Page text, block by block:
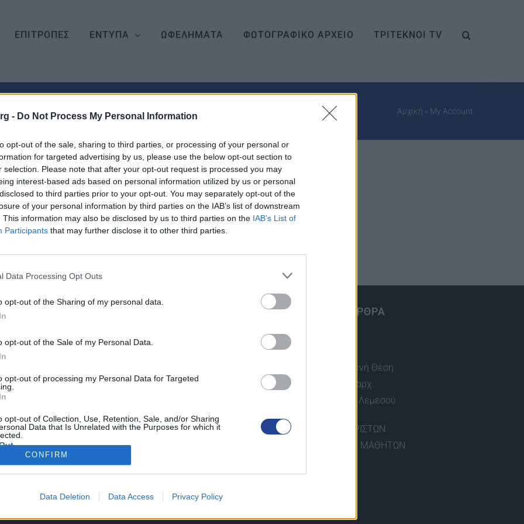
- Do Not Process My Personal Information
opt-out of the sale, sharing to third parties, or processing of your personal or
for targeted advertising by us, please use the below opt-out section to
selection. Please note that after your opt-out request is processed you may
interest-based ads based on personal information utilized by us or personal
to third parties prior to your opt-out. You may separately opt-out of the
of your personal information by third parties on the IAB’s list of downstream
This information may also be disclosed by us to third parties on the IAB’s List of
Participants that may further disclose it to other third parties.
Data Processing Opt Outs
opt-out of the Sharing of my personal data.
opt-out of the Sale of my Personal Data.
opt-out of processing my Personal Data for Targeted
opt-out of Collection, Use, Retention, Sale, and/or Sharing
Data that Is Unrelated with the Purposes for which it
CONFIRM
Data Deletion Data Access Privacy Policy
ΕΠΙΤΡΟΠΕΣ ΕΝΤΥΠΑ ΩΦΕΛΗΜΑΤΑ ΦΩΤΟΓΡΑΦΙΚΟ ΑΡΧΕΙΟ ΤΡΙΤΕΚΝΟΙ TV
Αρχική » My Account
Επιτροπές
Ωφελήματα
Φωτογραφικό αρχείο
Τρίτεκνοι TV
Εκπτωκατάλογος
Χρήσιμες Συνδέσεις
Επικοινωνία
Λεμεσός
Αμμόχωστος
Δράσεις- Συναντήσεις
ΤΕΛΕΥΤΑΙΑ ΑΡΘΡΑ
Αιτήσεις Για Κενή Θέση
Γραφέα στο Επαρχ.
Γραφείο ΠΟΠΟ Λεμεσού
ΒΡΑΒΕΥΣΕΙΣ ΑΡΙΣΤΩΝ
ΤΕΛΕΙΟΦΟΙΤΩΝ ΜΑΘΗΤΩΝ